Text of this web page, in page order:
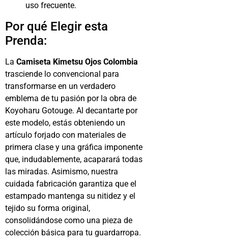
uso frecuente.
Por qué Elegir esta
Prenda:
La Camiseta Kimetsu Ojos Colombia
trasciende lo convencional para
transformarse en un verdadero
emblema de tu pasión por la obra de
Koyoharu Gotouge. Al decantarte por
este modelo, estás obteniendo un
artículo forjado con materiales de
primera clase y una gráfica imponente
que, indudablemente, acaparará todas
las miradas. Asimismo, nuestra
cuidada fabricación garantiza que el
estampado mantenga su nitidez y el
tejido su forma original,
consolidándose como una pieza de
colección básica para tu guardarropa.